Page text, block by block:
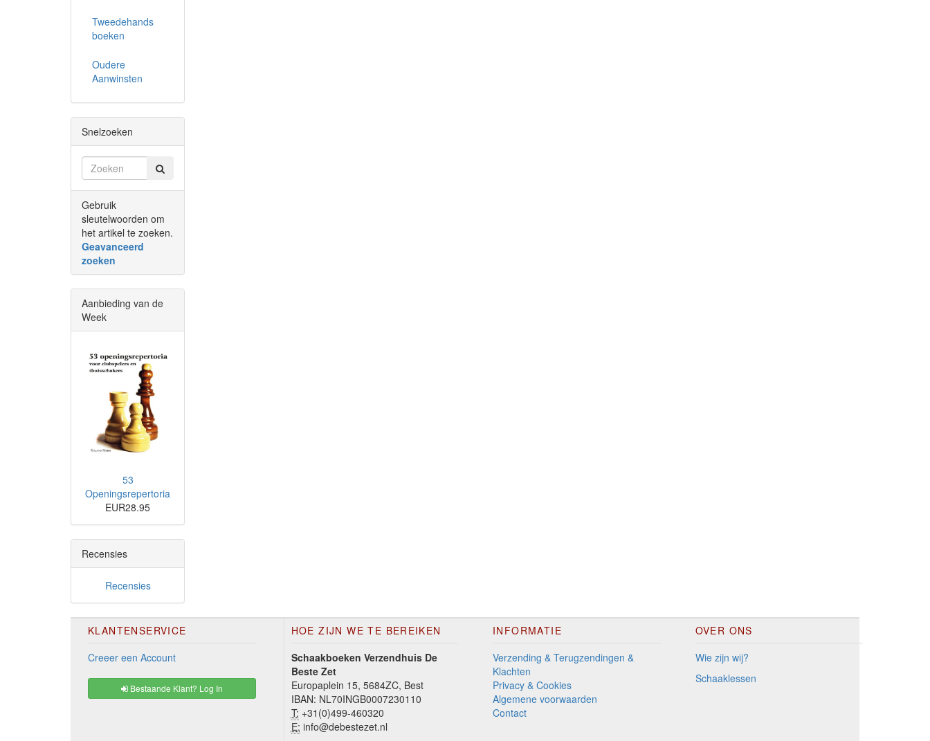
Tweedehands
boeken
Oudere
Aanwinsten
Snelzoeken
Gebruik
sleutelwoorden om
het artikel te zoeken.
Geavanceerd
zoeken
Aanbieding van de
Week
53
Openingsrepertoria
EUR28.95
Recensies
Recensies
KLANTENSERVICE
Creeer een Account
Bestaande Klant? Log In
HOE ZIJN WE TE BEREIKEN
Schaakboeken Verzendhuis De
Beste Zet
Europaplein 15, 5684ZC, Best
IBAN: NL70INGB0007230110
T: +31(0)499-460320
E: info@debestezet.nl
INFORMATIE
Verzending & Terugzendingen &
Klachten
Privacy & Cookies
Algemene voorwaarden
Contact
OVER ONS
Wie zijn wij?
Schaaklessen